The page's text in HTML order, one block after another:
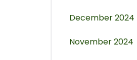
December 2024
November 2024